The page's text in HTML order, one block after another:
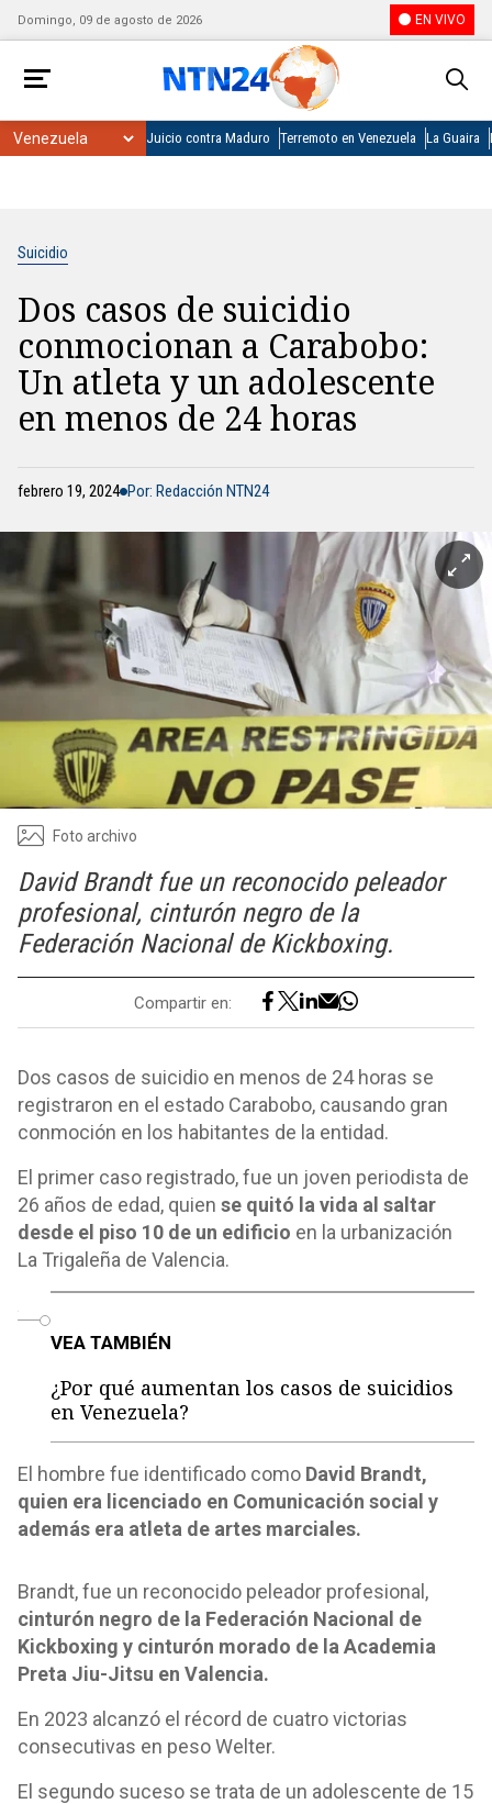
Domingo, 09 de agosto de 2026 EN VIVO
Juicio contra Maduro Terremoto en Venezuela La Guaira
Suicidio
Dos casos de suicidio
conmocionan a Carabobo:
Un atleta y un adolescente
en menos de 24 horas
febrero 19, 2024 Por: Redacción NTN24
Foto archivo
David Brandt fue un reconocido peleador
profesional, cinturón negro de la
Federación Nacional de Kickboxing.
Compartir en:
Dos casos de suicidio en menos de 24 horas se
registraron en el estado Carabobo, causando gran
conmoción en los habitantes de la entidad.
El primer caso registrado, fue un joven periodista de
26 años de edad, quien se quitó la vida al saltar
desde el piso 10 de un edificio en la urbanización
La Trigaleña de Valencia.
VEA TAMBIÉN
¿Por qué aumentan los casos de suicidios
en Venezuela?
El hombre fue identificado como David Brandt,
quien era licenciado en Comunicación social y
además era atleta de artes marciales.
Brandt, fue un reconocido peleador profesional,
cinturón negro de la Federación Nacional de
Kickboxing y cinturón morado de la Academia
Preta Jiu-Jitsu en Valencia.
En 2023 alcanzó el récord de cuatro victorias
consecutivas en peso Welter.
El segundo suceso se trata de un adolescente de 15